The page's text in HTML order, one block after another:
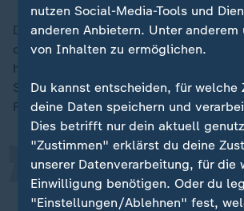
Doch der Koalitionsvertrag gibt Söder
der Partei. Bei den ThemenMigration
habe die Union Punkte gemacht,
Stammtisch in Pfeffenhausen. CSU-
Florian Hölzl stimmt dem zu:
Es gibt eine starke
Handschrift.
„
nutzen Social-Media-Tools und
anderen Anbietern. Unter anderem
von Inhalten zu ermöglichen.
Du kannst entscheiden, für welche
deine Daten speichern und
Dies betrifft nur dein aktuell
"Zustimmen" erklärst du deine
unserer Datenverarbeitung, für die
Einwilligung benötigen. Oder du
"Einstellungen/Ablehnen" fest,